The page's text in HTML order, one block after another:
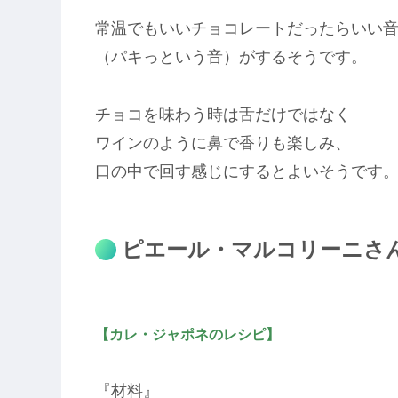
常温でもいいチョコレートだったらいい音
（パキっという音）がするそうです。
チョコを味わう時は舌だけではなく
ワインのように鼻で香りも楽しみ、
口の中で回す感じにするとよいそうです。
ピエール・マルコリーニさ
【カレ・ジャポネのレシピ】
『材料』